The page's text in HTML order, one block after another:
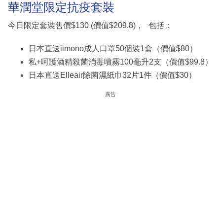
欄
訂
專
區
華潤堂限定抗疫套裝
今日限定套裝售價$130 (價值$209.8)， 包括：
日本直送iimono成人口罩50個裝1盒（價值$80）
私+呵護酒精殺菌消毒噴霧100毫升2支（價值$99.8）
日本直送Elleair除菌濕紙巾32片1件（價值$30）
廣告